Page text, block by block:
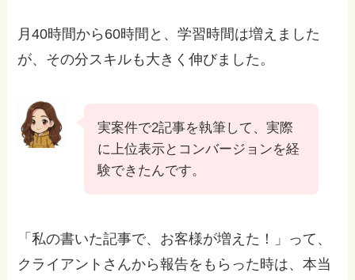
月40時間から60時間と、学習時間は増えました
が、その分スキルも大きく伸びました。
実案件で2記事を執筆して、実際
に上位表示とコンバージョンを経
験できたんです。
「私の書いた記事で、お客様が増えた！」って、
クライアントさんから報告をもらった時は、本当